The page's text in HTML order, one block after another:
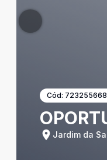
Cód: 723255668
Jardim da